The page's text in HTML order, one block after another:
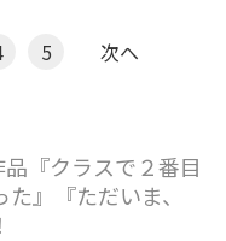
5 次へ
『クラスで２番目
』『ただいま、